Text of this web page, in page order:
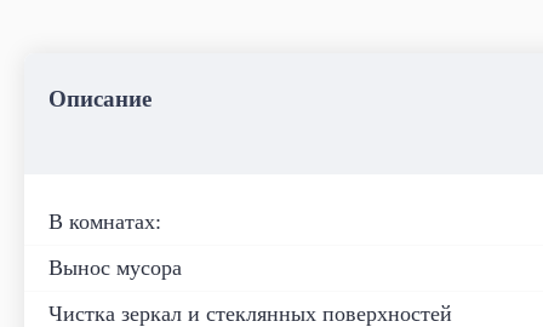
квартиры
Описание
В комнатах:
Вынос мусора
Чистка зеркал и стеклянных поверхностей